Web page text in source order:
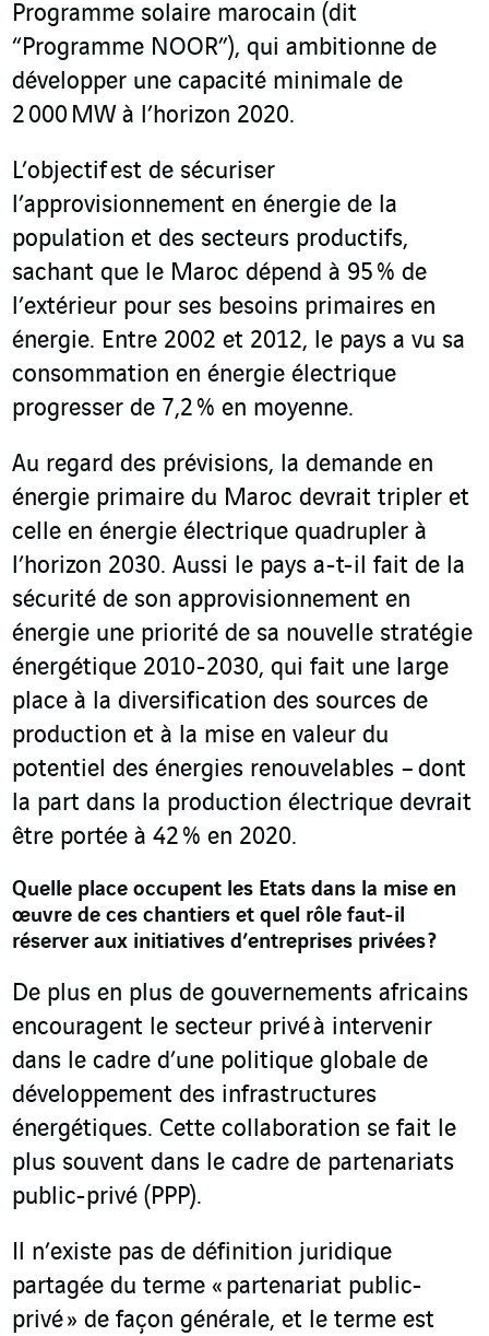
Programme solaire marocain (dit
“Programme NOOR”), qui ambitionne de
développer une capacité minimale de
2 000 MW à l’horizon 2020.
L’objectif est de sécuriser
l’approvisionnement en énergie de la
population et des secteurs productifs,
sachant que le Maroc dépend à 95 % de
l’extérieur pour ses besoins primaires en
énergie. Entre 2002 et 2012, le pays a vu sa
consommation en énergie électrique
progresser de 7,2 % en moyenne.
Au regard des prévisions, la demande en
énergie primaire du Maroc devrait tripler et
celle en énergie électrique quadrupler à
l’horizon 2030. Aussi le pays a-t-il fait de la
sécurité de son approvisionnement en
énergie une priorité de sa nouvelle stratégie
énergétique 2010-2030, qui fait une large
place à la diversification des sources de
production et à la mise en valeur du
potentiel des énergies renouvelables – dont
la part dans la production électrique devrait
être portée à 42 % en 2020.
Quelle place occupent les Etats dans la mise en
œuvre de ces chantiers et quel rôle faut-il
réserver aux initiatives d’entreprises privées ?
De plus en plus de gouvernements africains
encouragent le secteur privé à intervenir
dans le cadre d’une politique globale de
développement des infrastructures
énergétiques. Cette collaboration se fait le
plus souvent dans le cadre de partenariats
public-privé (PPP).
Il n’existe pas de définition juridique
partagée du terme « partenariat public-
privé » de façon générale, et le terme est